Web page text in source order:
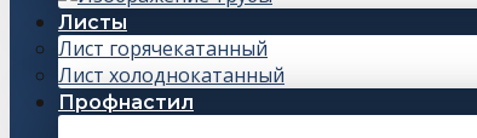
Листы
Лист горячекатанный
Лист холоднокатанный
Профнастил